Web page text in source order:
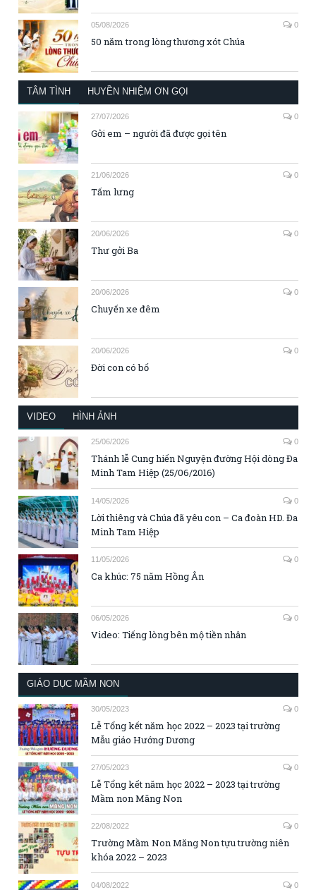
05/08/2026 0
50 năm trong lòng thương xót Chúa
TÂM TÌNH HUYỀN NHIỆM ƠN GỌI
27/07/2026 0
Gởi em – người đã được gọi tên
21/06/2026 0
Tấm lưng
20/06/2026 0
Thư gởi Ba
20/06/2026 0
Chuyến xe đêm
20/06/2026 0
Đời con có bố
VIDEO HÌNH ẢNH
25/06/2026 0
Thánh lễ Cung hiến Nguyện đường Hội dòng Đa
Minh Tam Hiệp (25/06/2016)
14/05/2026 0
Lời thiêng và Chúa đã yêu con – Ca đoàn HD. Đa
Minh Tam Hiệp
11/05/2026 0
Ca khúc: 75 năm Hồng Ân
06/05/2026 0
Video: Tiếng lòng bên mộ tiền nhân
GIÁO DỤC MẦM NON
30/05/2023 0
Lễ Tổng kết năm học 2022 – 2023 tại trường
Mẫu giáo Hướng Dương
27/05/2023 0
Lễ Tổng kết năm học 2022 – 2023 tại trường
Mầm non Măng Non
22/08/2022 0
Trường Mầm Non Măng Non tựu trường niên
khóa 2022 – 2023
04/08/2022 0